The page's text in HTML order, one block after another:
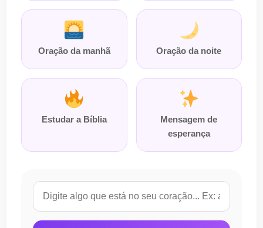
Oração da manhã Oração da noite
Estudar a Bíblia
Mensagem de
esperança